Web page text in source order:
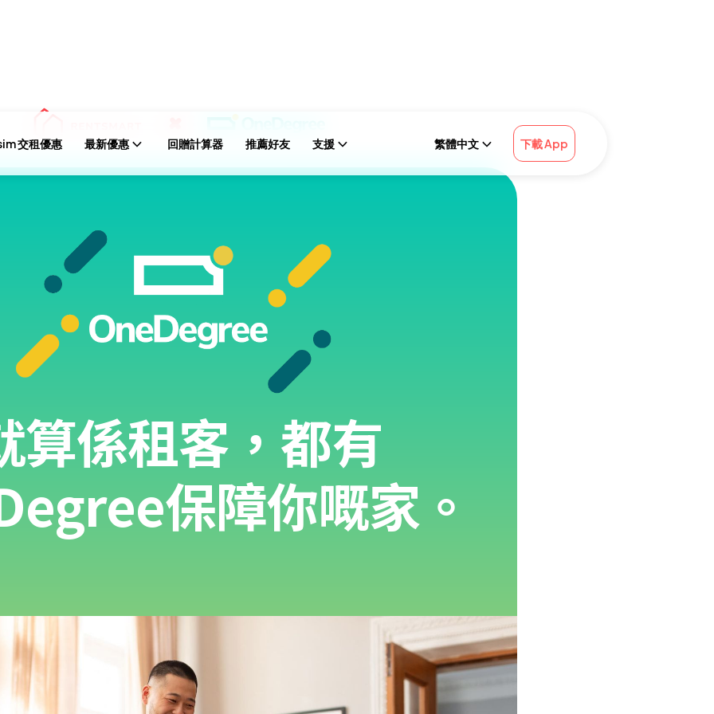
交租優惠 最新優惠 回贈計算器 推薦好友 支援 繁體中文 下載 App
算係租客，都有
保障你嘅家。